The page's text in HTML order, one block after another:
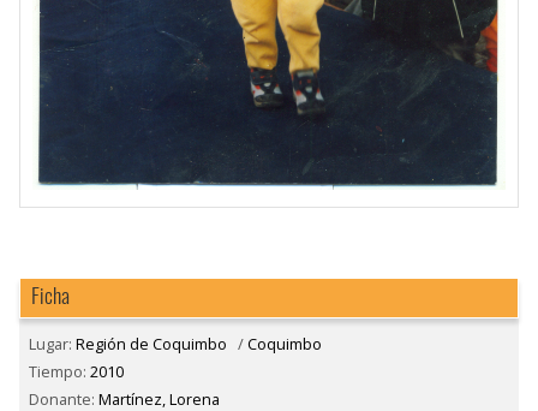
Ficha
Lugar: Región de Coquimbo /Coquimbo
Tiempo: 2010
Donante: Martínez, Lorena